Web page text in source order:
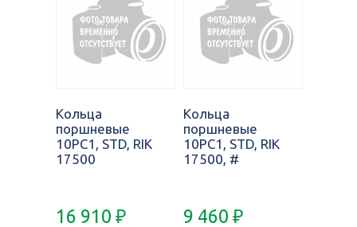
Кольца
поршневые
10PC1, STD, RIK
17500
16 910 ₽
Кольца
поршневые
10PC1, STD, RIK
17500, #
9 460₽